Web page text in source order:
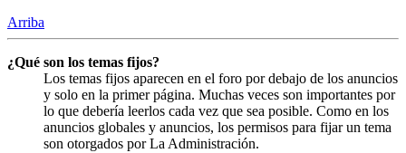
Arriba
¿Qué son los temas fijos?
Los temas fijos aparecen en el foro por debajo de los anuncios
y solo en la primer página. Muchas veces son importantes por
lo que debería leerlos cada vez que sea posible. Como en los
anuncios globales y anuncios, los permisos para fijar un tema
son otorgados por La Administración.